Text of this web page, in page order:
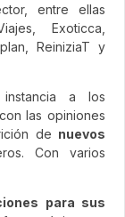
entre ellas
Exoticca,
ReiniziaT y
a los
las opiniones
de nuevos
Con varios
para sus